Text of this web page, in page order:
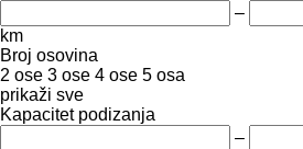
–
km
Broj osovina
2 ose 3 ose 4 ose 5 osa
prikaži sve
Kapacitet podizanja
–